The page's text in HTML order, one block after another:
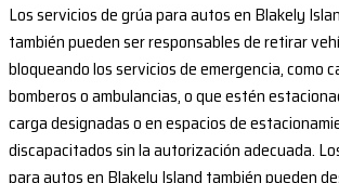
Los servicios de grúa para autos en Blakely
también pueden ser responsables de retirar
bloqueando los servicios de emergencia, como
bomberos o ambulancias, o que estén
carga designadas o en espacios de
discapacitados sin la autorización adecuada.
para autos en Blakely Island también pueden